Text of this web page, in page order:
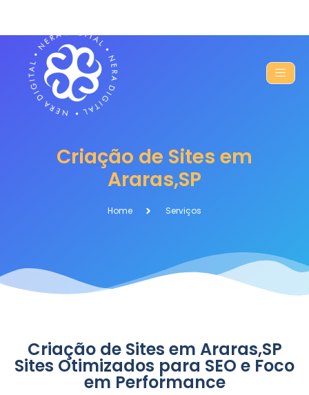
Criação de Sites em
Araras,SP
Home Serviços
Criação de Sites em Araras,SP
Sites Otimizados para SEO e Foco
em Performance